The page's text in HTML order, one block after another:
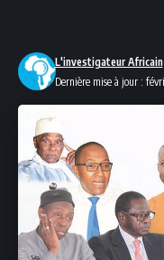
Dernière mise à jour :
L'investigateur Africain